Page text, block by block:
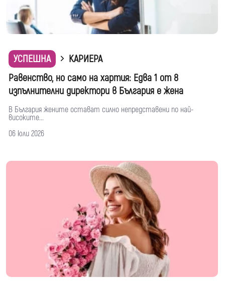
УСПЕШНА
КАРИЕРА
Равенство, но само на хартия: Едва 1 от 8
изпълнителни директори в България е жена
В България жените остават силно непредставени по най-
високите...
06 юли 2026